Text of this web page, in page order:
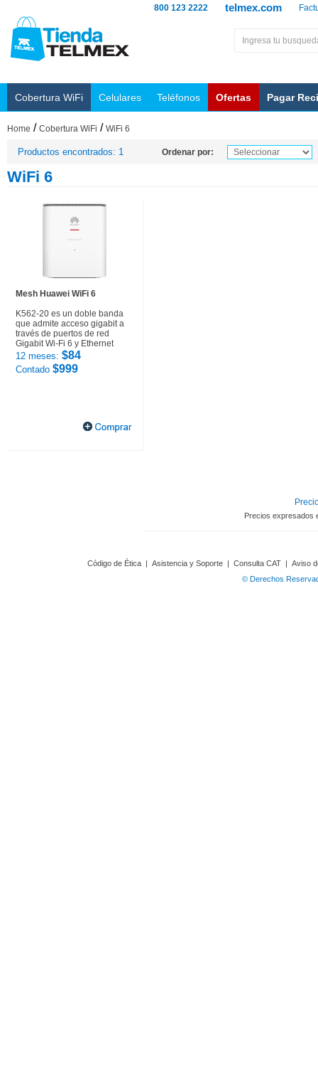
telmex.com
800 123 2222
Cobertura WiFi Celulares Teléfonos Ofertas Pagar
Home / Cobertura WiFi / WiFi 6
Productos encontrados: 1 Ordenar por:
WiFi 6
Mesh Huawei WiFi 6
K562-20 es un doble banda
que admite acceso gigabit a
través de puertos de red
Gigabit Wi-Fi 6 y Ethernet
12 meses: $84
Contado $999
Precios expresados
Código de Ética | Asistencia y Soporte | Consulta CAT | Aviso
© Derechos